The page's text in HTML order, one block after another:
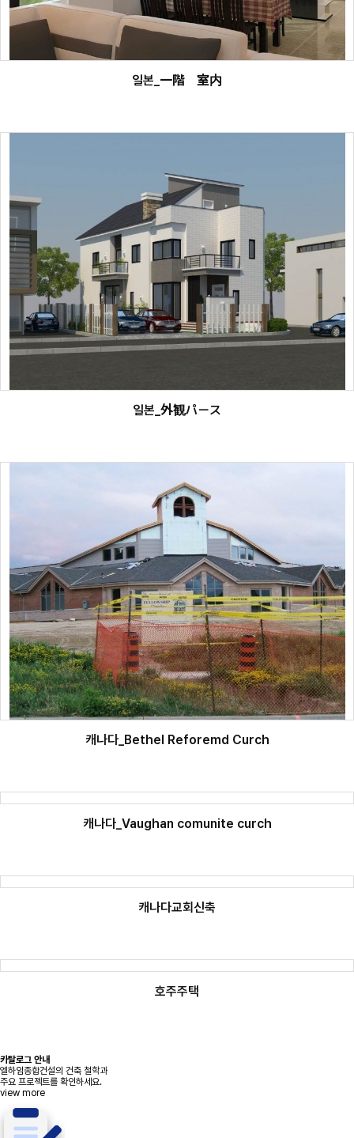
일본_一階 室内
일본_外観パース
캐나다_Bethel Reforemd Curch
캐나다_Vaughan comunite curch
캐나다교회신축
호주주택
카탈로그 안내
엘하임종합건설의 건축 철학과
주요 프로젝트를 확인하세요.
view more